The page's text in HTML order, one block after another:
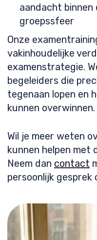
aandacht binnen
groepssfeer
Onze
vakinhoudelijke
examenstrategie.
begeleiders die
tegenaan lopen en
kunnen overwinnen.
Wil je meer weten
kunnen helpen met
Neem dan contact
persoonlijk gesprek